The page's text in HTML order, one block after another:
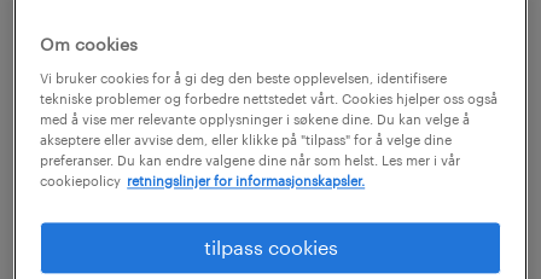
når de vurderer om de skal bytte jobb eller
forbli hos nåværende arbeidsgiver. Vi
tilbringer mye tid på jobb, og dersom vi
bruker dagene til å mistrives kan det fort bli
tungt å gå på arbeid.
Selvfølgelig trenger ikke hvert eneste minutt
Om cookies
Vi bruker cookies for å gi deg den beste opplevelsen, identifisere
tekniske problemer og forbedre nettstedet vårt. Cookies hjelper oss også
med å vise mer relevante opplysninger i søkene dine. Du kan velge å
akseptere eller avvise dem, eller klikke på "tilpass" for å velge dine
preferanser. Du kan endre valgene dine når som helst. Les mer i vår
cookiepolicy retningslinjer for informasjonskapsler.
tilpass cookies